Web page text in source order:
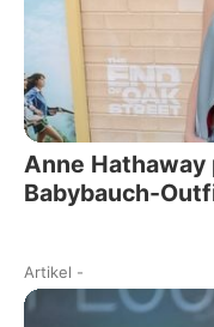
Anne
Babybauch-
Artikel -